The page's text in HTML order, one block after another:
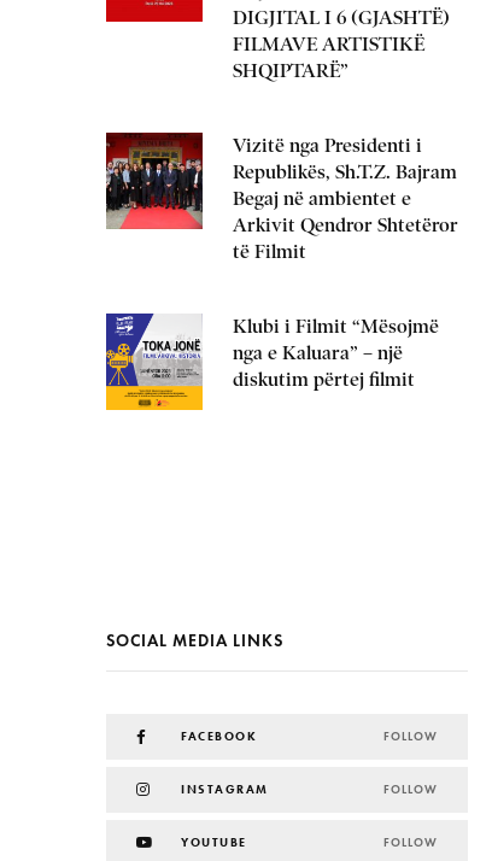
DIGJITAL I 6 (GJASHTË)
FILMAVE ARTISTIKË
SHQIPTARË”
Vizitë nga Presidenti i
Republikës, Sh.T.Z. Bajram
Begaj në ambientet e
Arkivit Qendror Shtetëror
të Filmit
Klubi i Filmit “Mësojmë
nga e Kaluara” – një
diskutim përtej filmit
SOCIAL MEDIA LINKS
FACEBOOK FOLLOW
INSTAGRAM FOLLOW
YOUTUBE FOLLOW